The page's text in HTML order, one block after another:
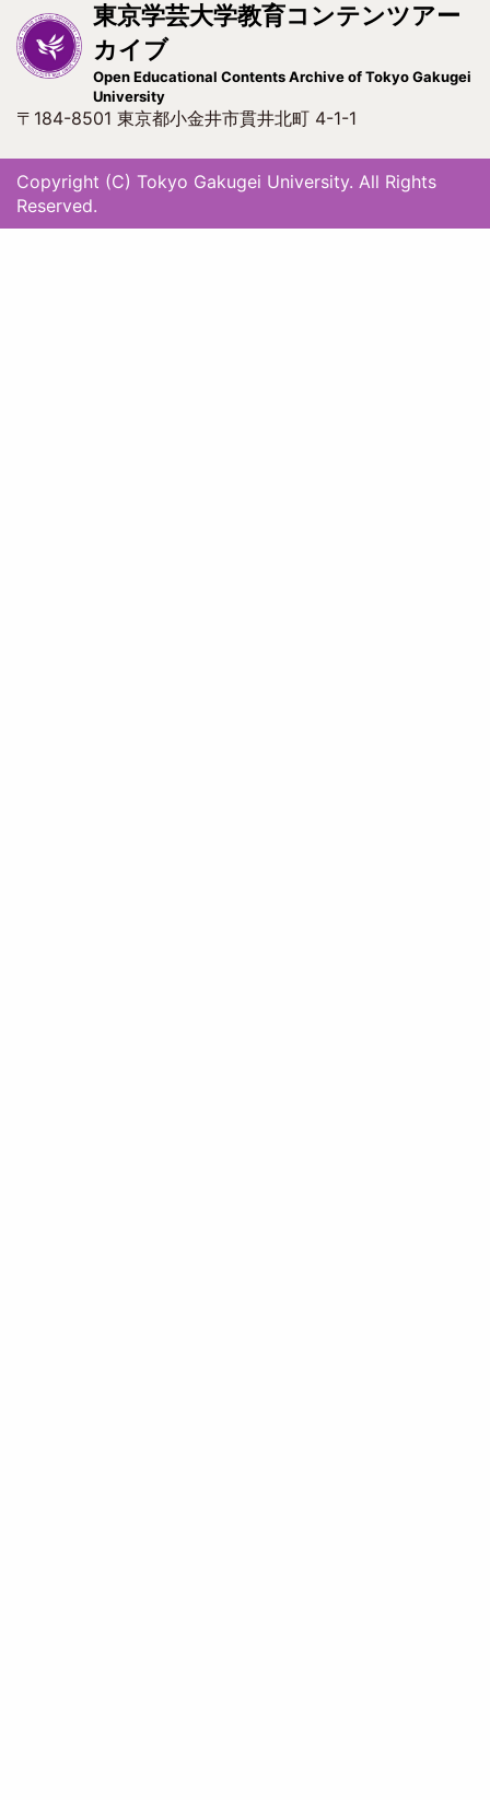
東京学芸大学教育コンテンツアー
カイブ
Open Educational Contents Archive of Tokyo Gakugei
University
〒184-8501 東京都小金井市貫井北町 4-1-1
Copyright (C) Tokyo Gakugei University. All Rights
Reserved.